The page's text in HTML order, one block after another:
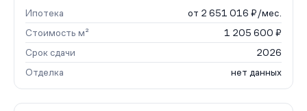
Ипотека
от 2 651 016 ₽/мес.
Стоимость м²
1 205 600 ₽
Срок сдачи
2026
Отделка
нет данных